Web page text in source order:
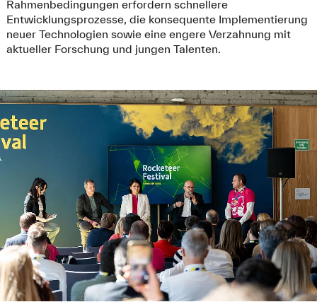
Rahmenbedingungen erfordern schnellere
Entwicklungsprozesse, die konsequente Implementierung
neuer Technologien sowie eine engere Verzahnung mit
aktueller Forschung und jungen Talenten.